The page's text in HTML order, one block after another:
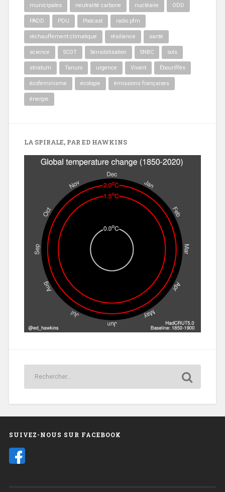
municipales neutralité carbone nucléaire ODD
PADD PDU Podcast radio pfm
réchauffement climatique résilience santé
science SCOT Sensibilisation SNBC sols
striatum Tanuro urgence Vivant Ébouriffés
écoféminisme écologie émissions françaises
énergie
LA SPIRALE, PAR ED HAWKINS
SUIVEZ-NOUS SUR FACEBOOK